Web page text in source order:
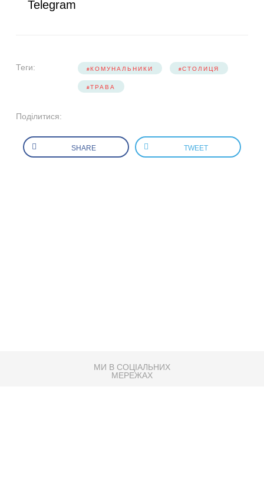
Telegram
Теги: КОМУНАЛЬНИКИ СТОЛИЦЯ
ТРАВА
Поділитися:
SHARE TWEET
МИ В СОЦІАЛЬНИХ
МЕРЕЖАХ